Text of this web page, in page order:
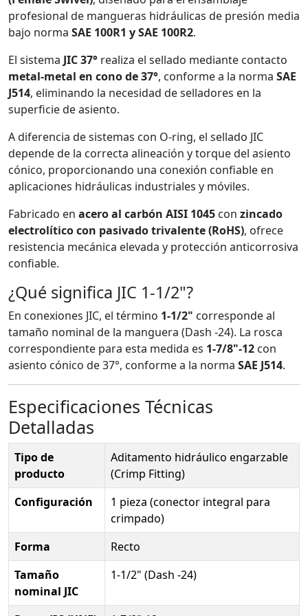
profesional de mangueras hidráulicas de presión media
bajo norma SAE 100R1 y SAE 100R2.
El sistema JIC 37° realiza el sellado mediante contacto
metal-metal en cono de 37°, conforme a la norma SAE
J514, eliminando la necesidad de selladores en la
superficie de asiento.
A diferencia de sistemas con O-ring, el sellado JIC
depende de la correcta alineación y torque del asiento
cónico, proporcionando una conexión confiable en
aplicaciones hidráulicas industriales y móviles.
Fabricado en acero al carbón AISI 1045 con zincado
electrolítico con pasivado trivalente (RoHS), ofrece
resistencia mecánica elevada y protección anticorrosiva
confiable.
¿Qué significa JIC 1-1/2"?
En conexiones JIC, el término 1-1/2" corresponde al
tamaño nominal de la manguera (Dash -24). La rosca
correspondiente para esta medida es 1-7/8"-12 con
asiento cónico de 37°, conforme a la norma SAE J514.
Especificaciones Técnicas
Detalladas
Tipo de
producto
Aditamento hidráulico engarzable
(Crimp Fitting)
Configuración
1 pieza (conector integral para
crimpado)
Forma
Recto
Tamaño
nominal JIC
1-1/2" (Dash -24)